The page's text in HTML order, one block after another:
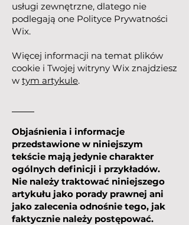
usługi zewnętrzne, dlatego nie
podlegają one Polityce Prywatności
Wix.
Więcej informacji na temat plików
cookie i Twojej witryny Wix znajdziesz
w tym artykule.
Objaśnienia i informacje
przedstawione w niniejszym
tekście mają jedynie charakter
ogólnych definicji i przykładów.
Nie należy traktować niniejszego
artykułu jako porady prawnej ani
jako zalecenia odnośnie tego, jak
faktycznie należy postępować.